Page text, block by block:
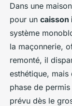
Dans une
pour un caisson
système
la maçonnerie,
remonté, il
esthétique,
phase de
prévu dès le